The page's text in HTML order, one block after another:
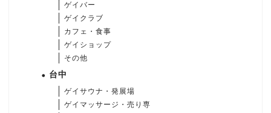
ゲイバー
ゲイクラブ
カフェ・食事
ゲイショップ
その他
台中
ゲイサウナ・発展場
ゲイマッサージ・売り専